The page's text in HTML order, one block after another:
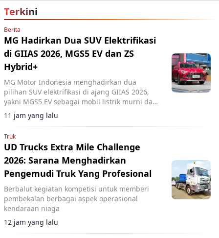
Terkini
Berita
MG Hadirkan Dua SUV Elektrifikasi
di GIIAS 2026, MGS5 EV dan ZS
Hybrid+
MG Motor Indonesia menghadirkan dua
pilihan SUV elektrifikasi di ajang GIIAS 2026,
yakni MGS5 EV sebagai mobil listrik murni dan
MG ZS Hybrid+ yang mengusung teknologi full
hybrid.
11 jam yang lalu
Truk
UD Trucks Extra Mile Challenge
2026: Sarana Menghadirkan
Pengemudi Truk Yang Profesional
Berbalut kegiatan kompetisi untuk memberi
pembekalan berbagai aspek operasional
kendaraan niaga
12 jam yang lalu